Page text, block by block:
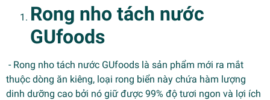
Rong nho tách nước
GUfoods
- Rong nho tách nước GUfoods là sản phẩm mới ra mắt
thuộc dòng ăn kiêng, loại rong biển này chứa hàm lượng
dinh dưỡng cao bởi nó giữ được 99% độ tươi ngon và lợi ích